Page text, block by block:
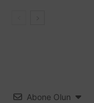
Abone Olun